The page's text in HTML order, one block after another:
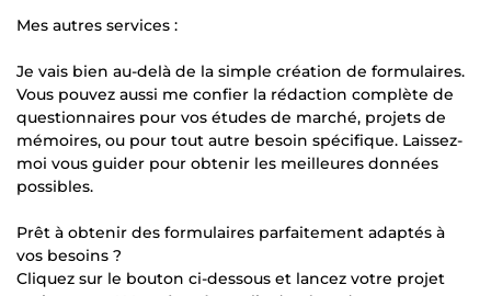
Mes autres services :
Je vais bien au-delà de la simple création de formulaires.
Vous pouvez aussi me confier la rédaction complète de
questionnaires pour vos études de marché, projets de
mémoires, ou pour tout autre besoin spécifique. Laissez-
moi vous guider pour obtenir les meilleures données
possibles.
Prêt à obtenir des formulaires parfaitement adaptés à
vos besoins ?
Cliquez sur le bouton ci-dessous et lancez votre projet